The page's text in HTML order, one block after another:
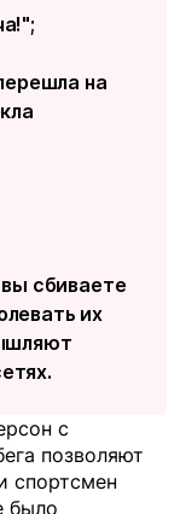
на
сбиваете
их
с
позволяют
спортсмен
было